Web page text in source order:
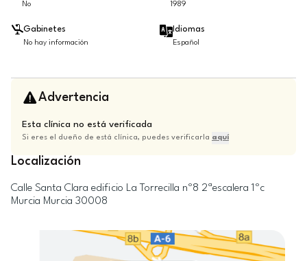
No 1989
Gabinetes
No hay información
Idiomas
Español
Advertencia
Esta clínica no está verificada
Si eres el dueño de está clínica, puedes verificarla aquí
Localización
Calle Santa Clara edificio La Torrecilla nº8 2ªescalera 1ºc
Murcia Murcia 30008